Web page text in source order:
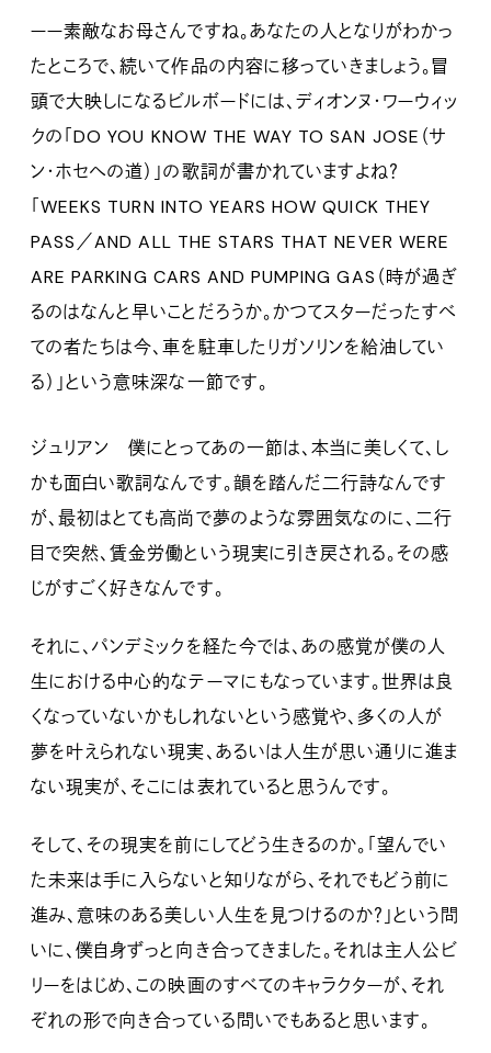
ーー素敵なお母さんですね。あなたの人となりがわかっ
たところで、続いて作品の内容に移っていきましょう。冒
頭で大映しになるビルボードには、ディオンヌ・ワーウィッ
クの「DO YOU KNOW THE WAY TO SAN JOSE（サ
ン・ホセへの道）」の歌詞が書かれていますよね？
「WEEKS TURN INTO YEARS HOW QUICK THEY
PASS／AND ALL THE STARS THAT NEVER WERE
ARE PARKING CARS AND PUMPING GAS（時が過ぎ
るのはなんと早いことだろうか。かつてスターだったすべ
ての者たちは今、車を駐車したりガソリンを給油してい
る）」という意味深な一節です。
ジュリアン 僕にとってあの一節は、本当に美しくて、し
かも面白い歌詞なんです。韻を踏んだ二行詩なんです
が、最初はとても高尚で夢のような雰囲気なのに、二行
目で突然、賃金労働という現実に引き戻される。その感
じがすごく好きなんです。
それに、パンデミックを経た今では、あの感覚が僕の人
生における中心的なテーマにもなっています。世界は良
くなっていないかもしれないという感覚や、多くの人が
夢を叶えられない現実、あるいは人生が思い通りに進ま
ない現実が、そこには表れていると思うんです。
そして、その現実を前にしてどう生きるのか。「望んでい
た未来は手に入らないと知りながら、それでもどう前に
進み、意味のある美しい人生を見つけるのか？」という問
いに、僕自身ずっと向き合ってきました。それは主人公ビ
リーをはじめ、この映画のすべてのキャラクターが、それ
ぞれの形で向き合っている問いでもあると思います。